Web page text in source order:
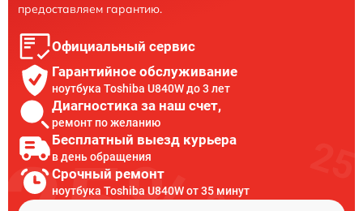
предоставляем гарантию.
Официальный сервис
Гарантийное обслуживание
ноутбука Toshiba U840W до 3 лет
Диагностика за наш счет,
ремонт по желанию
Бесплатный выезд курьера
в день обращения
Срочный ремонт
ноутбука Toshiba U840W от 35 минут